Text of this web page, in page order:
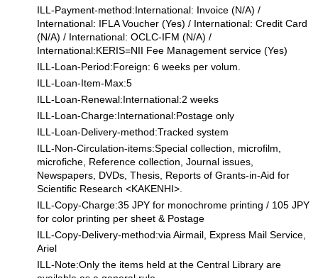
ILL-Payment-method:International: Invoice (N/A) /
International: IFLA Voucher (Yes) / International: Credit Card
(N/A) / International: OCLC-IFM (N/A) /
International:KERIS=NII Fee Management service (Yes)
ILL-Loan-Period:Foreign: 6 weeks per volum.
ILL-Loan-Item-Max:5
ILL-Loan-Renewal:International:2 weeks
ILL-Loan-Charge:International:Postage only
ILL-Loan-Delivery-method:Tracked system
ILL-Non-Circulation-items:Special collection, microfilm,
microfiche, Reference collection, Journal issues,
Newspapers, DVDs, Thesis, Reports of Grants-in-Aid for
Scientific Research <KAKENHI>.
ILL-Copy-Charge:35 JPY for monochrome printing / 105 JPY
for color printing per sheet & Postage
ILL-Copy-Delivery-method:via Airmail, Express Mail Service,
Ariel
ILL-Note:Only the items held at the Central Library are